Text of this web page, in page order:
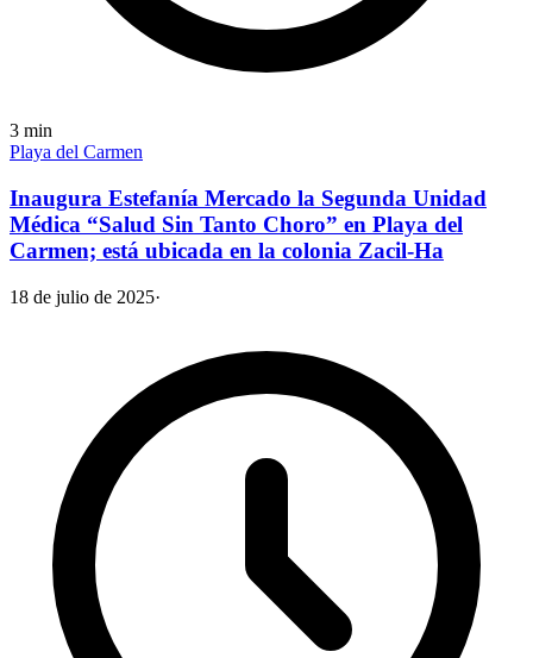
3 min
Playa del Carmen
Inaugura Estefanía Mercado la Segunda Unidad
Médica “Salud Sin Tanto Choro” en Playa del
Carmen; está ubicada en la colonia Zacil-Ha
18 de julio de 2025·